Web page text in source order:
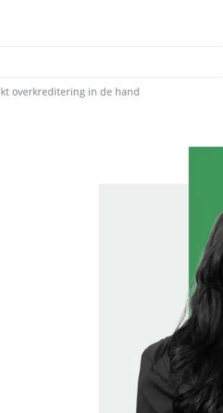
overkreditering in de hand